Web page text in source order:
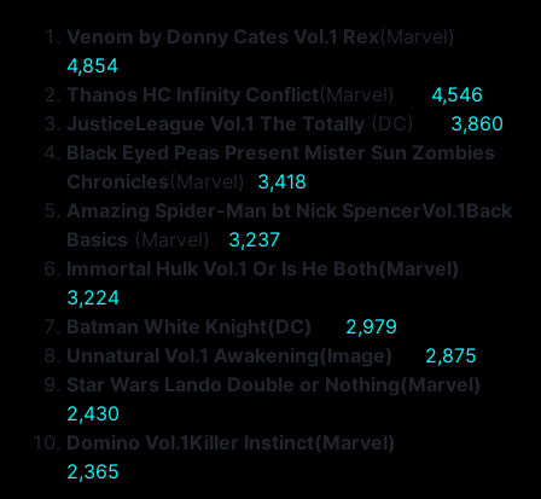
Venom by Donny Cates Vol.1 Rex(Marvel)
4,854
Thanos HC Infinity Conflict(Marvel) 4,546
JusticeLeague Vol.1 The Totally (DC) 3,860
Black Eyed Peas Present Mister Sun Zombies
Chronicles(Marvel) 3,418
Amazing Spider-Man bt Nick SpencerVol.1Back
Basics (Marvel) 3,237
Immortal Hulk Vol.1 Or Is He Both(Marvel)
3,224
Batman White Knight(DC)
2,979
Unnatural Vol.1 Awakening(Image)
2,875
Star Wars Lando Double or Nothing(Marvel)
2,430
Domino Vol.1Killer Instinct(Marvel)
2,365